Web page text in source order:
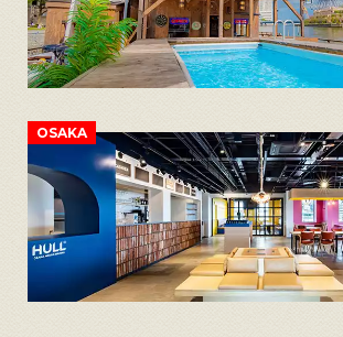
OSAKA